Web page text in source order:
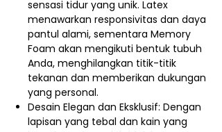
sensasi tidur yang unik. Latex
menawarkan responsivitas dan daya
pantul alami, sementara Memory
Foam akan mengikuti bentuk tubuh
Anda, menghilangkan titik-titik
tekanan dan memberikan dukungan
yang personal.
Desain Elegan dan Eksklusif: Dengan
lapisan yang tebal dan kain yang